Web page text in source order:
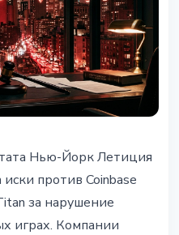
суд на
рынки
Нью-Йорк Летиция
против Coinbase
за нарушение
играх. Компании